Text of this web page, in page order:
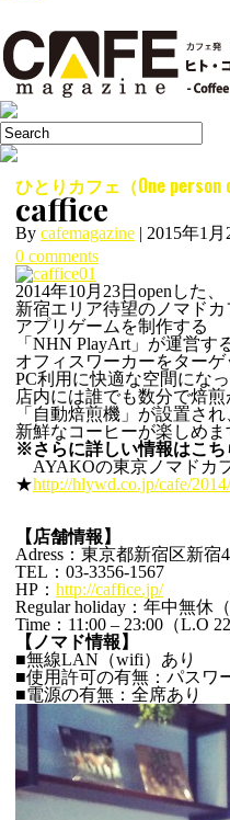
ひとりカフェ（One person
caffice
By cafemagazine | 2015年1月
0 comments
2014年10月23日openした、
新宿エリア待望のノマドカ
アプリゲームを制作する
「NHN PlayArt」が運営す
オフィスワーカーをターゲ
PC利用に快適な空間になっ
店内には誰でも数分で焙煎
「自動焙煎機」が設置され
新鮮なコーヒーが楽しめま
※さらに詳しい情報はこち
AYAKOの東京ノマドカ
★http://hlywd.co.jp/cafe/
【店舗情報】
Adress：東京都新宿区新宿
TEL：03-3356-1567
HP： http://caffice.jp/
Regular holiday：年中無休
Time：11:00 – 23:00（L.O
【ノマド情報】
■無線LAN（wifi）あり
■使用許可の有無：パスワ
■電源の有無：全席あり